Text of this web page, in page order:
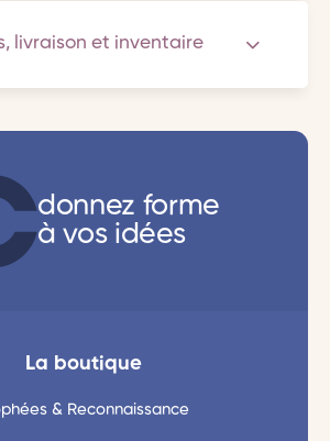
livraison et inventaire
donnez forme
à vos idées
La boutique
& Reconnaissance